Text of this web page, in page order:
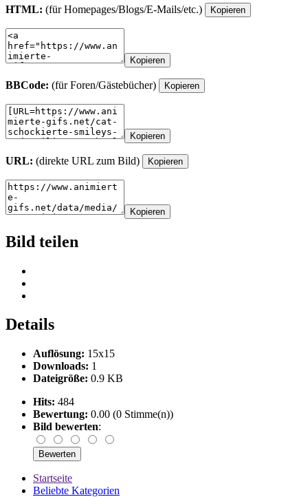
HTML: (für Homepages/Blogs/E-Mails/etc.) Kopieren
Kopieren
BBCode: (für Foren/Gästebücher) Kopieren
Kopieren
URL: (direkte URL zum Bild) Kopieren
Kopieren
Bild teilen
Details
Auflösung: 15x15
Downloads: 1
Dateigröße: 0.9 KB
Hits: 484
Bewertung: 0.00 (0 Stimme(n))
Bild bewerten:
Startseite
Beliebte Kategorien